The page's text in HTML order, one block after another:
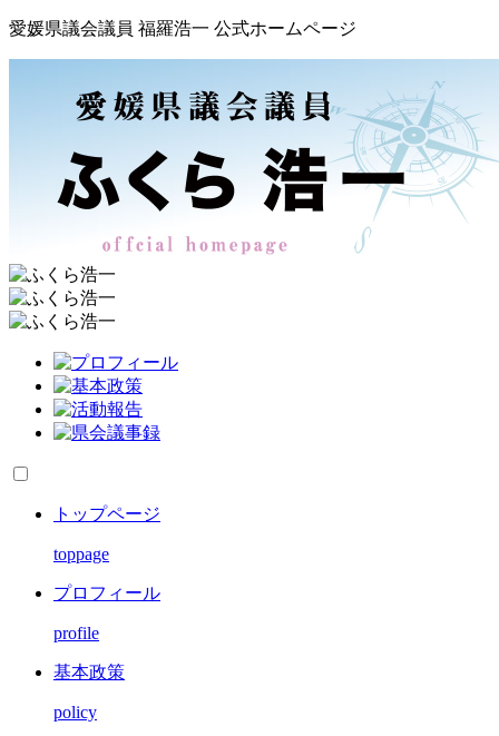
愛媛県議会議員 福羅浩一 公式ホームページ
トップページ
toppage
プロフィール
profile
基本政策
policy